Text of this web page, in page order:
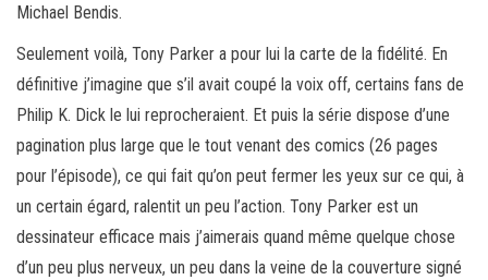
Michael Bendis.
Seulement voilà, Tony Parker a pour lui la carte de la fidélité. En
définitive j’imagine que s’il avait coupé la voix off, certains fans de
Philip K. Dick le lui reprocheraient. Et puis la série dispose d’une
pagination plus large que le tout venant des comics (26 pages
pour l’épisode), ce qui fait qu’on peut fermer les yeux sur ce qui, à
un certain égard, ralentit un peu l’action. Tony Parker est un
dessinateur efficace mais j’aimerais quand même quelque chose
d’un peu plus nerveux, un peu dans la veine de la couverture signé